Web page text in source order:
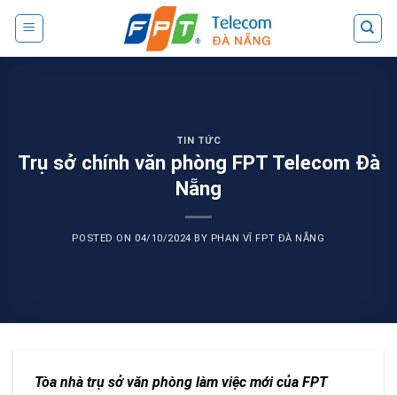
Skip
content
TIN TỨC
Trụ sở chính văn phòng FPT Telecom Đà
Nẵng
POSTED ON 04/10/2024 BY PHAN VĨ FPT ĐÀ NẴNG
Tòa nhà trụ sở văn phòng làm việc mới của FPT